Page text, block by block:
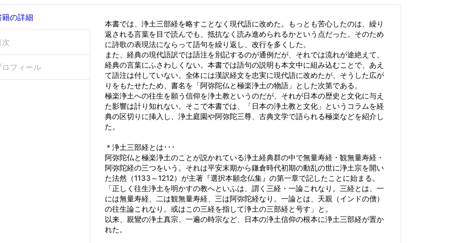
籍の詳細
次
ロフィール
本書では、浄土三部経を略すことなく現代語に改めた。もっとも苦心したのは、繰り
返される言葉を目で読んでも、抵抗なく読み進められるかという点だった。そのため
に詩歌の表現法にならって語句を繰り返し、改行を多くした。
また、経典の現代語訳では語注を別記するのが通例だが、それでは流れが途絶えて、
経典の言葉にふさわしくない。本書では語句の説明も本文中に組み込むことで、あえ
て語注は付していない。全体には漢訳経文を忠実に現代語に改めたが、そうした広が
りをもたせたため、書名を「阿弥陀仏と極楽浄土の物語」とした次第である。
極楽浄土への往生を願う信仰を浄土教というのだが、それが日本の歴史と文化に与え
た影響は計り知れない。そこで本書では、「日本の浄土教と文化」というコラムを経
典の区切りに挿入し、浄土庭園や阿弥陀三尊、古典文学で語られる極楽などを紹介し
た。
＊浄土三部経とは･･･
阿弥陀仏と極楽浄土のことが説かれている浄土経典群の中で無量寿経・観無量寿経・
阿弥陀経の三つをいう。それは平安末期から鎌倉時代初期の動乱の世に浄土宗を開い
た法然（1133～1212）が主著『選択本願念仏集』の第一章で記したことに始まる。
「正しく往生浄土を明かすの教へといふは、謂く三経・一論これなり。三経とは、一
には無量寿経、二は観無量寿経、三は阿弥陀経なり。一論とは、天親（インドの僧）
の往生論これなり。或はこの三経を指して浄土の三部経と号す」と。
以来、親鸞の浄土真宗、一遍の時宗など、日本の浄土信仰の根本に浄土三部経が置か
れた。